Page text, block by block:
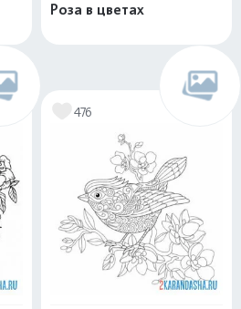
Роза в цветах
476